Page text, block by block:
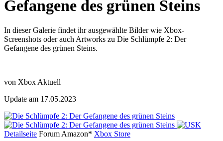
Gefangene des grünen Steins
In dieser Galerie findet ihr ausgewählte Bilder wie Xbox-
Screenshots oder auch Artworks zu Die Schlümpfe 2: Der
Gefangene des grünen Steins.
von Xbox Aktuell
Update am 17.05.2023
Detailseite Forum Amazon* Xbox Store